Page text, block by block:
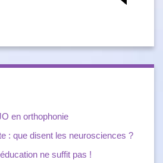
en orthophonie
: que disent les neurosciences ?
ne suffit pas !